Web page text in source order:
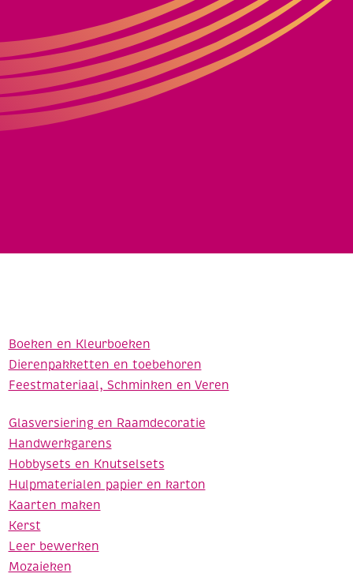
Boeken en Kleurboeken
Dierenpakketten en toebehoren
Feestmateriaal, Schminken en Veren
Glasversiering en Raamdecoratie
Handwerkgarens
Hobbysets en Knutselsets
Hulpmaterialen papier en karton
Kaarten maken
Kerst
Leer bewerken
Mozaieken